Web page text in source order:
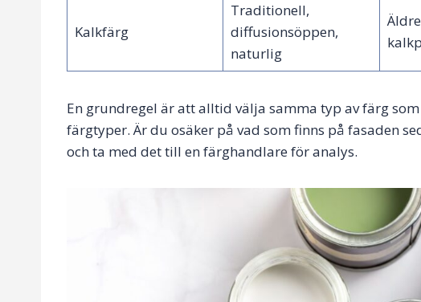
Kalkfärg
Traditionell,
diffusionsöppen,
naturlig
En grundregel är att alltid välja samma typ av färg
färgtyper. Är du osäker på vad som finns på fasaden
och ta med det till en färghandlare för analys.